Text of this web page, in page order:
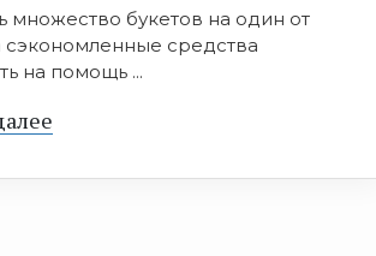
множество букетов на один от
сэкономленные средства
на помощь ...